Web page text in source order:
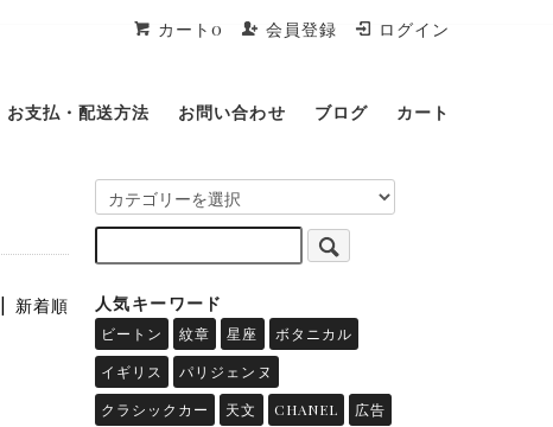
カート0 会員登録 ログイン
お支払・配送方法 お問い合わせ ブログ カート
| 新着順 人気キーワード
ビートン 紋章 星座
ボタニカル
イギリス
パリジェンヌ
クラシックカー
天文 CHANEL
広告